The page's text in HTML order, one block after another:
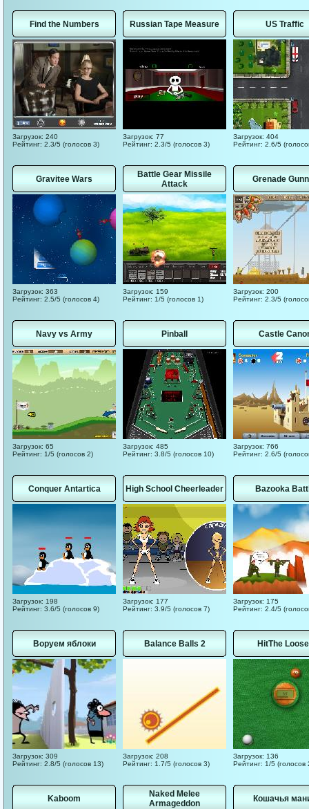
Find the Numbers
Загрузок: 240
Рейтинг: 2.3/5 (голосов 3)
Russian Tape Measure
Загрузок: 77
Рейтинг: 2.3/5 (голосов 3)
US Traffic
Загрузок: 404
Рейтинг: 2.6/5
Gravitee Wars
Загрузок: 363
Рейтинг: 2.5/5 (голосов 4)
Battle Gear Missile
Attack
Загрузок: 159
Рейтинг: 1/5 (голосов 1)
Grenade
Загрузок: 200
Рейтинг: 2.3/5
Navy vs Army
Загрузок: 65
Рейтинг: 1/5 (голосов 2)
Pinball
Загрузок: 485
Рейтинг: 3.8/5 (голосов 10)
Castle
Загрузок: 766
Рейтинг: 2.6/5
Conquer Antartica
Загрузок: 198
Рейтинг: 3.6/5 (голосов 9)
High School Cheerleader
Загрузок: 177
Рейтинг: 3.9/5 (голосов 7)
Bazooka
Загрузок: 175
Рейтинг: 2.4/5
Воруем яблоки
Загрузок: 309
Рейтинг: 2.8/5 (голосов 13)
Balance Balls 2
Загрузок: 208
Рейтинг: 1.7/5 (голосов 3)
HitThe
Загрузок: 136
Рейтинг: 1/5 (голосов
Kaboom
Naked Melee
Armageddon
Кошачья